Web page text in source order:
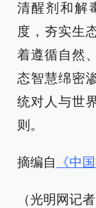
清醒剂和解
度，夯实生
着遵循自然
态智慧绵密
统对人与世
则。
摘编自 《中
（光明网记